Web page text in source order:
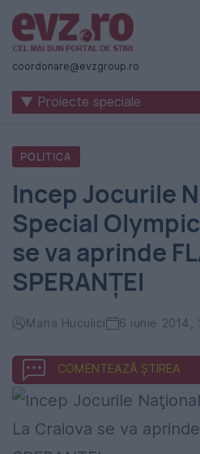
Știri
naționale
internaționale
România
Evenimentul
Zilei
coordonare@evzgroup.ro
▼ Proiecte speciale
POLITICA
Incep Jocurile
Special
se va aprinde
SPERANŢEI
Maria Huculici 6 iunie 2014,
COMENTEAZĂ ȘTIREA